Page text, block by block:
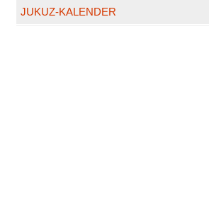
JUKUZ-KALENDER